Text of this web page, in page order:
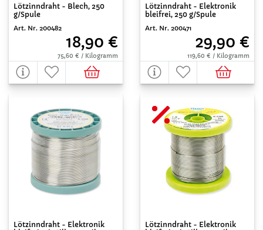
Lötzinndraht - Blech, 250
g/Spule
Art. Nr. 200482
18,90 €
75,60 € / Kilogramm
Lötzinndraht - Elektronik
bleifrei, 250 g/Spule
Art. Nr. 200471
29,90 €
119,60 € / Kilogramm
Lötzinndraht - Elektronik
Lötzinndraht - Elektronik